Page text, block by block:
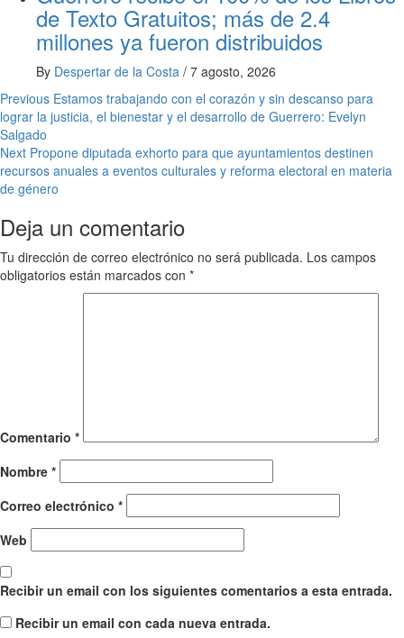
de Texto Gratuitos; más de 2.4
millones ya fueron distribuidos
By Despertar de la Costa / 7 agosto, 2026
Post
navigation
Previous Estamos trabajando con el corazón y sin descanso para
lograr la justicia, el bienestar y el desarrollo de Guerrero: Evelyn
Salgado
Next Propone diputada exhorto para que ayuntamientos destinen
recursos anuales a eventos culturales y reforma electoral en materia
de género
Deja un comentario
Tu dirección de correo electrónico no será publicada. Los campos
obligatorios están marcados con *
Comentario *
Nombre *
Correo electrónico *
Web
Recibir un email con los siguientes comentarios a esta entrada.
Recibir un email con cada nueva entrada.